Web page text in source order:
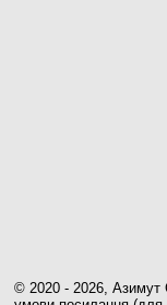
© 2020 - 2026, Азимут